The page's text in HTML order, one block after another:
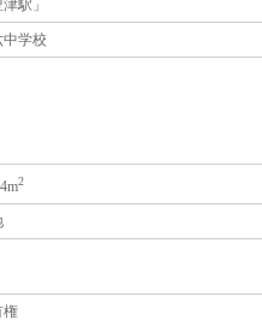
津駅」
中学校
2
権